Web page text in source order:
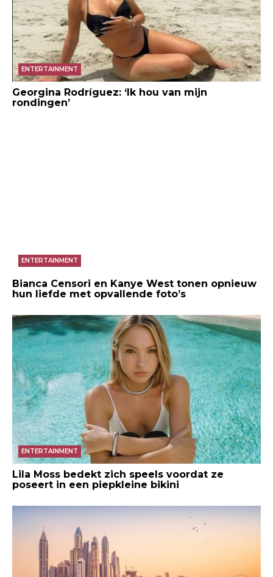
ENTERTAINMENT
Georgina Rodríguez: ‘Ik hou van mijn
rondingen’
ENTERTAINMENT
Bianca Censori en Kanye West tonen opnieuw
hun liefde met opvallende foto’s
ENTERTAINMENT
Lila Moss bedekt zich speels voordat ze
poseert in een piepkleine bikini